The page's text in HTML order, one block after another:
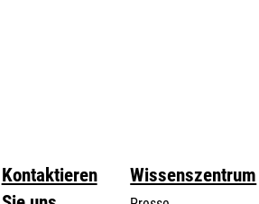
Kontaktieren
Wissenszentrum